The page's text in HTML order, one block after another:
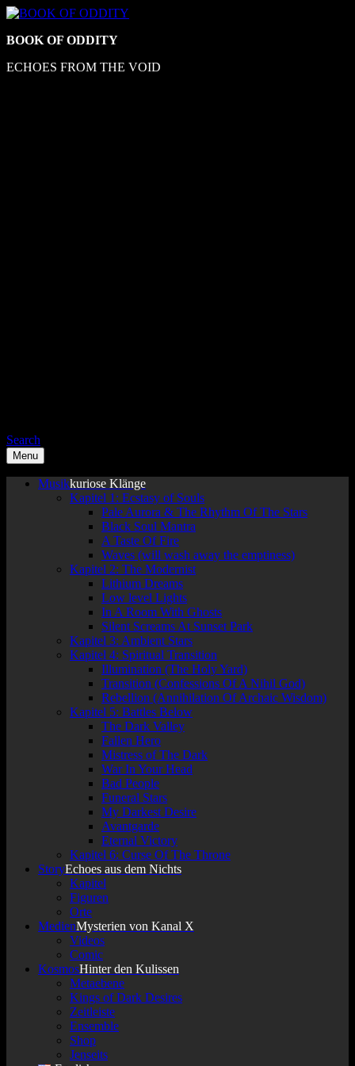
Skip
content
BOOK OF ODDITY
ECHOES FROM THE VOID
Search
Menu
Musikkuriose Klänge
Kapitel 1: Ecstasy of Souls
Pale Aurora & The Rhythm Of The Stars
Black Soul Mantra
A Taste Of Fire
Waves (will wash away the emptiness)
Kapitel 2: The Modernist
Lithium Dreams
Low level Lights
In A Room With Ghosts
Silent Screams At Sunset Park
Kapitel 3: Ambient Stars
Kapitel 4: Spiritual Transition
Illumination (The Holy Yard)
Transition (Confessions Of A Nihil God)
Rebellion (Annihilation Of Archaic Wisdom)
Kapitel 5: Battles Below
The Dark Valley
Fallen Hero
Mistress of The Dark
War In Your Head
Bad People
Funeral Stars
My Darkest Desire
Avantgarde
Eternal Victory
Kapitel 6: Curse Of The Throne
StoryEchoes aus dem Nichts
Kapitel
Figuren
Orte
MedienMysterien von Kanal X
Videos
Comic
KosmosHinter den Kulissen
Metaebene
Kings of Dark Desires
Zeitleiste
Ensemble
Shop
Jenseits